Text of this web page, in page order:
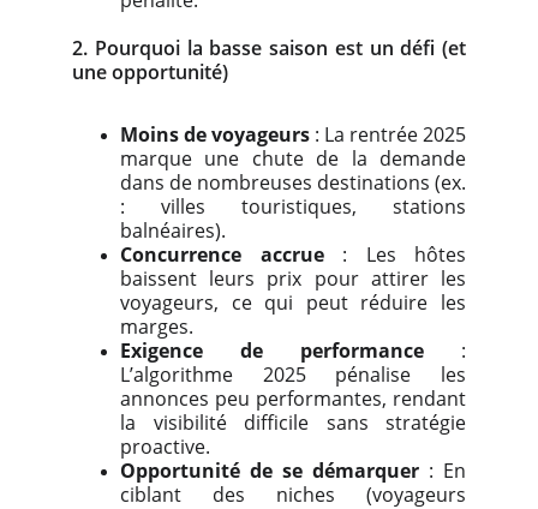
2. Pourquoi la basse saison est un défi (et
une opportunité)
Moins de voyageurs : La rentrée 2025
marque une chute de la demande
dans de nombreuses destinations (ex.
: villes touristiques, stations
balnéaires).
Concurrence accrue: Les hôtes
baissent leurs prix pour attirer les
voyageurs, ce qui peut réduire les
marges.
Exigence de performance :
L’algorithme 2025 pénalise les
annonces peu performantes, rendant
la visibilité difficile sans stratégie
proactive.
Opportunité de se démarquer : En
ciblant des niches (voyageurs